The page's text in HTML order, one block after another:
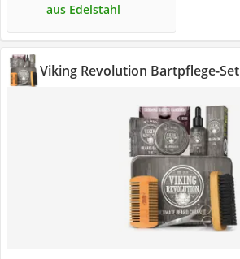
aus Edelstahl
Viking Revolution Bartpflege-Set